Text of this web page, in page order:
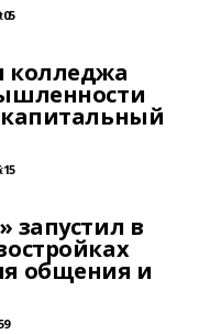
колледжа
запустил в
общения и